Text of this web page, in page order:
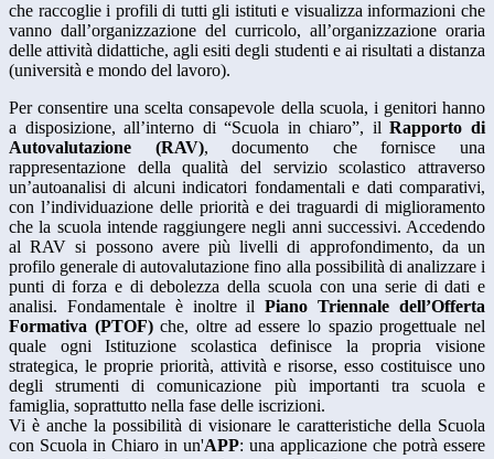
che raccoglie i profili di tutti gli istituti e visualizza informazioni che
vanno dall’organizzazione del curricolo, all’organizzazione oraria
delle attività didattiche, agli esiti degli studenti e ai risultati a distanza
(università e mondo del lavoro).
Per consentire una scelta consapevole della scuola, i genitori hanno
a disposizione, all’interno di “Scuola in chiaro”, ilRapporto di
Autovalutazione (RAV), documento che fornisce una
rappresentazione della qualità del servizio scolastico attraverso
un’autoanalisi di alcuni indicatori fondamentali e dati comparativi,
con l’individuazione delle priorità e dei traguardi di miglioramento
che la scuola intende raggiungere negli anni successivi. Accedendo
al RAV si possono avere più livelli di approfondimento, da un
profilo generale di autovalutazione fino alla possibilità di analizzare i
punti di forza e di debolezza della scuola con una serie di dati e
analisi. Fondamentale è inoltre ilPiano Triennale dell’Offerta
Formativa (PTOF)che, oltre ad essere lo spazio progettuale nel
quale ogni Istituzione scolastica definisce la propria visione
strategica, le proprie priorità, attività e risorse, esso costituisce uno
degli strumenti di comunicazione più importanti tra scuola e
famiglia, soprattutto nella fase delle iscrizioni.
Vi è anche la possibilità di visionare le caratteristiche della Scuola
con Scuola in Chiaro in un'APP: una applicazione che potrà essere